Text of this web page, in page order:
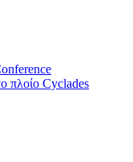
πλοίο Cyclades